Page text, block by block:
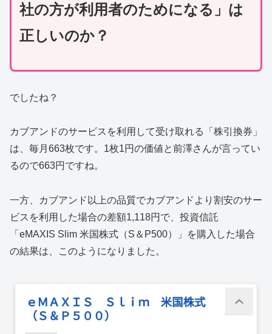
社の方が利用者のためになる」は
正しいのか？
でしたね？
カブアンドのサービスを利用して受け取れる「株引換券」
は、毎月663枚です。1枚1円の価値と前澤さんが言ってい
るので663円ですね。
一方、カブアンド以上の品質でカブアンドより割安のサー
ビスを利用した場合の差額1,118円で、投資信託
「eMAXIS Slim 米国株式（S＆P500）」を購入した場合
の結果は、このようになりました。